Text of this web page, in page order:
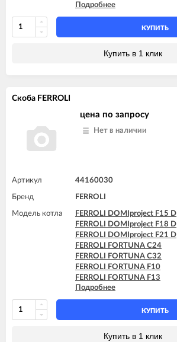
FERROLI FORTUNA F24
FERROLI FORTUNA F30
FERROLI FORTUNA F32
FERROLI FORTUNA F35
FERROLI FORTUNA H C13
FERROLI FORTUNA H F32
FERROLI VITABEL F10
FERROLI VITABEL F20
Подробнее
КУПИТЬ
Купить в 1 клик
Скоба FERROLI
цена по запросу
Нет в наличии
Артикул 44160030
Бренд FERROLI
Модель котла
FERROLI DOMIproject F15 D
FERROLI DOMIproject F18 D
FERROLI DOMIproject F21 D
FERROLI FORTUNA C24
FERROLI FORTUNA C32
FERROLI FORTUNA F10
FERROLI FORTUNA F13
FERROLI FORTUNA F16
FERROLI FORTUNA F18
FERROLI FORTUNA F20
FERROLI FORTUNA F24
Подробнее
КУПИТЬ
Купить в 1 клик